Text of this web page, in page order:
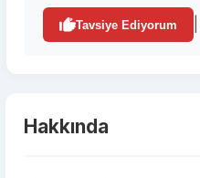
Tavsiye Ediyorum
Hakkında